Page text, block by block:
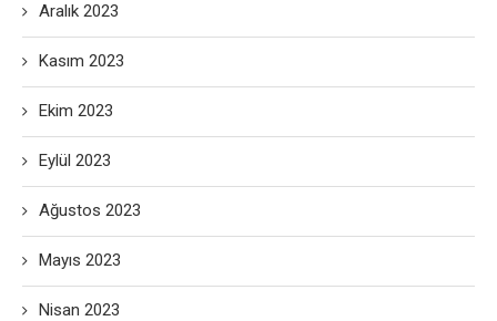
Aralık 2023
Kasım 2023
Ekim 2023
Eylül 2023
Ağustos 2023
Mayıs 2023
Nisan 2023